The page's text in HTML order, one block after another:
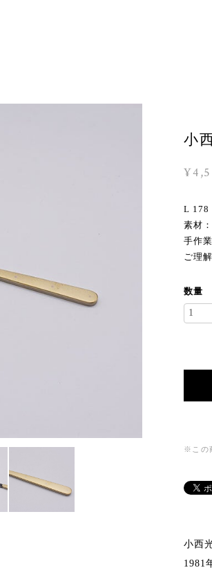
小
L 178
素材
手作
ご理
数量
※この
小西
1981